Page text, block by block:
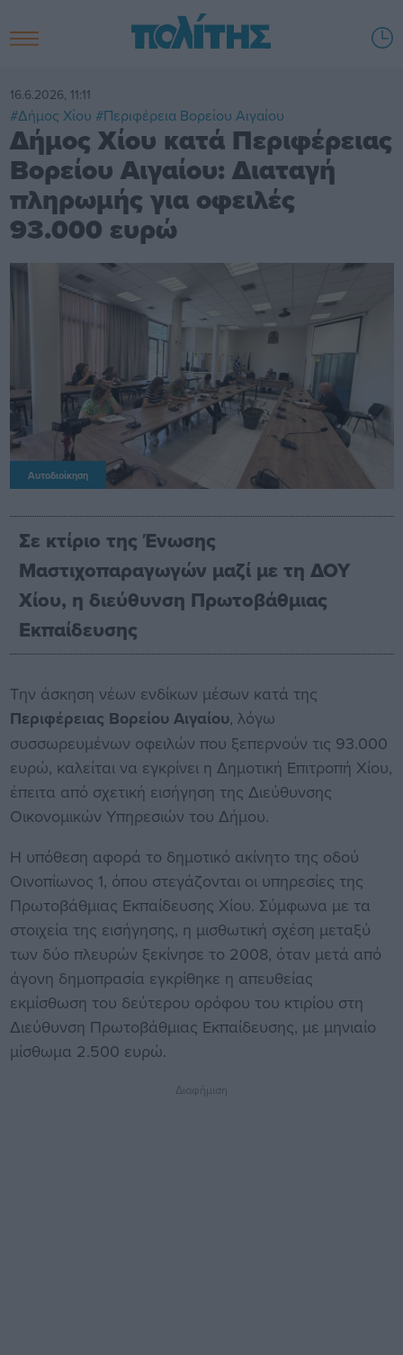
16.6.2026, 11:11
#Δήμος Χίου #Περιφέρεια Βορείου Αιγαίου
Δήμος Χίου κατά Περιφέρειας
Βορείου Αιγαίου: Διαταγή
πληρωμής για οφειλές
93.000 ευρώ
Αυτοδιοίκηση
Σε κτίριο της Ένωσης
Μαστιχοπαραγωγών μαζί με τη ΔΟΥ
Χίου, η διεύθυνση Πρωτοβάθμιας
Εκπαίδευσης
Την άσκηση νέων ενδίκων μέσων κατά της
Περιφέρειας Βορείου Αιγαίου, λόγω
συσσωρευμένων οφειλών που ξεπερνούν τις 93.000
ευρώ, καλείται να εγκρίνει η Δημοτική Επιτροπή Χίου,
έπειτα από σχετική εισήγηση της Διεύθυνσης
Οικονομικών Υπηρεσιών του Δήμου.
Η υπόθεση αφορά το δημοτικό ακίνητο της οδού
Οινοπίωνος 1, όπου στεγάζονται οι υπηρεσίες της
Πρωτοβάθμιας Εκπαίδευσης Χίου. Σύμφωνα με τα
στοιχεία της εισήγησης, η μισθωτική σχέση μεταξύ
των δύο πλευρών ξεκίνησε το 2008, όταν μετά από
άγονη δημοπρασία εγκρίθηκε η απευθείας
εκμίσθωση του δεύτερου ορόφου του κτιρίου στη
Διεύθυνση Πρωτοβάθμιας Εκπαίδευσης, με μηνιαίο
μίσθωμα 2.500 ευρώ.
Διαφήμιση